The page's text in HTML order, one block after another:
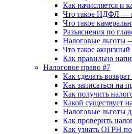
Как начисляется и
Что такое НДФЛ —
Что такое
Разъяснения по
Налоговые льготы
Что такое
Как правильно
Налоговое право #7
Как сделать
Как записаться на
Как получить
Какой существует
Налоговые льготы
Как проверить
Как узнать ОГРН